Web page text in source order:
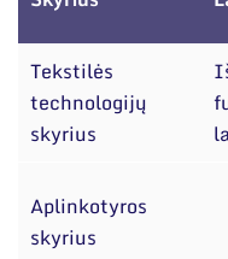
Tekstilės
technologijų
skyrius
Aplinkotyros
skyrius